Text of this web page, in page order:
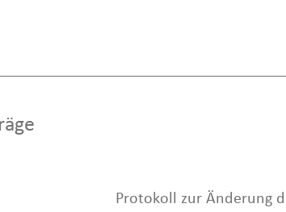
Protokoll zur Änderung